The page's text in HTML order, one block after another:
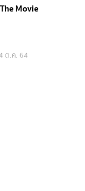
Movie
ต.ค. 64